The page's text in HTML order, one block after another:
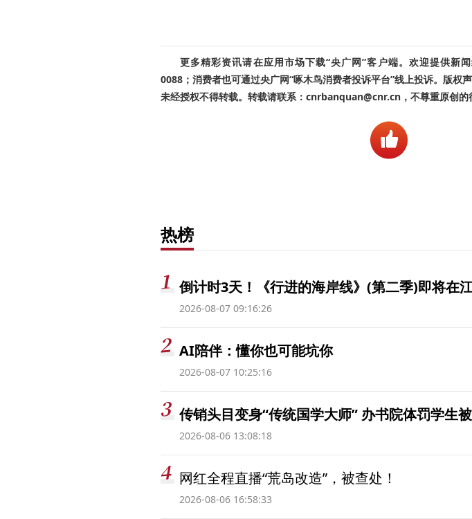
更多精彩资讯请在应用市场下载“央广网”客户端。欢迎提供新
0088；消费者也可通过央广网“啄木鸟消费者投诉平台”线上投诉。版权
未经授权不得转载。转载请联系：cnrbanquan@cnr.cn，不尊重原创的
热榜
倒计时3天！《行进的海岸线》(第二季)即将在
2026-08-07 09:16:26
AI陪伴：懂你也可能坑你
2026-08-07 10:25:16
传销头目变身“传统国学大师” 办书院体罚学生
2026-08-06 13:08:18
网红全程直播“荒岛改造”，被查处！
2026-08-06 16:58:33